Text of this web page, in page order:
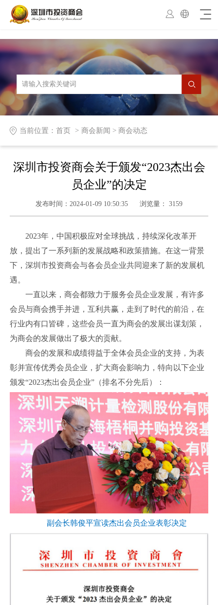

 
当前位置： 首页 商会新闻 > 商会动态
深圳市投资商会关于颁发“2023杰出会
员企业”的决定
发布时间： 2024-01-09 10:50:35 浏览量： 3159
2023年，中国积极应对全球挑战，持续深化改革开
放，提出了一系列新的发展战略和政策措施。在这一背景
下，深圳市投资商会与各会员企业共同迎来了新的发展机
遇。
一直以来，商会都致力于服务会员企业发展，有许多
会员与商会携手并进，互利共赢，走到了时代的前沿，在
行业内有口皆碑，这些会员一直为商会的发展出谋划策，
为商会的发展做出了极大的贡献。
商会的发展和成绩得益于全体会员企业的支持，为表
彰并宣传优秀会员企业，扩大商会影响力，特向以下企业
颁发“2023杰出会员企业”（排名不分先后）：
副会长韩俊平宣读杰出会员企业表彰决定